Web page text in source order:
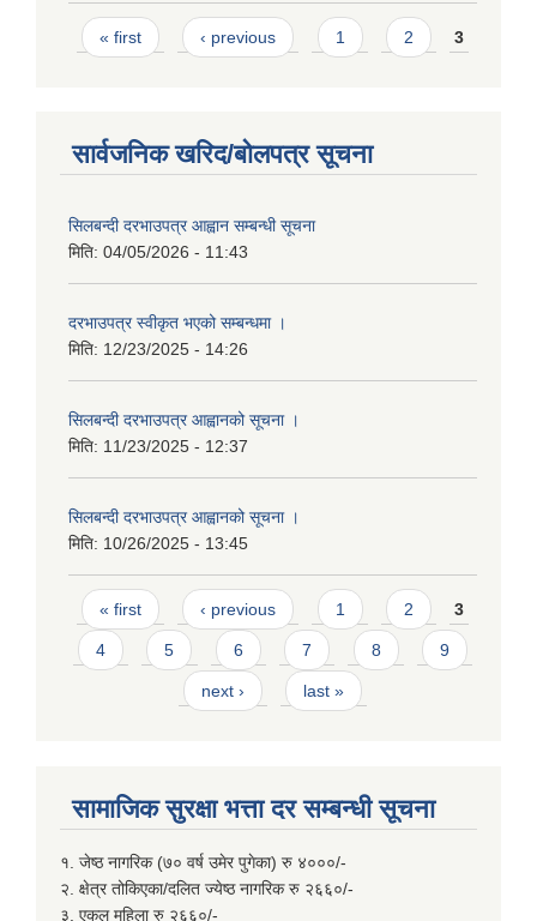
Pages
« first ‹ previous 1 2 3
सार्वजनिक खरिद/बोलपत्र सूचना
सिलबन्दी दरभाउपत्र आह्वान सम्बन्धी सूचना
मिति: 04/05/2026 - 11:43
दरभाउपत्र स्वीकृत भएको सम्बन्धमा ।
मिति: 12/23/2025 - 14:26
सिलबन्दी दरभाउपत्र आह्वानको सूचना ।
मिति: 11/23/2025 - 12:37
सिलबन्दी दरभाउपत्र आह्वानको सूचना ।
मिति: 10/26/2025 - 13:45
Pages
« first ‹ previous 1 2 3
4 5 6 7 8 9
next › last »
सामाजिक सुरक्षा भत्ता दर सम्बन्धी सूचना
१. जेष्ठ नागरिक (७० वर्ष उमेर पुगेका) रु ४०००/-
२. क्षेत्र तोकिएका/दलित ज्येष्ठ नागरिक रु २६६०/-
३. एकल महिला रु २६६०/-